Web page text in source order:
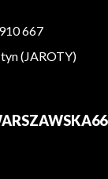
667
(JAROTY)